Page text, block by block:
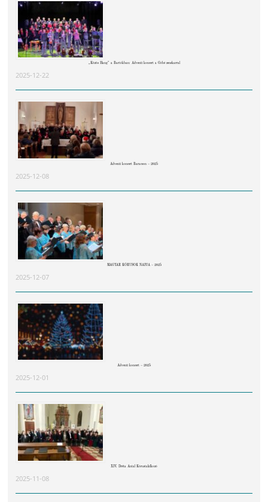
„Közös Hang” a Bartókban: Adventi koncert a Góbé zenekarral
2025-12-22
Adventi koncert Baracson – 2025
2025-12-08
MAGYAR KÓRUSOK NAPJA – 2025
2025-12-07
Adventi koncert – 2025
2025-12-01
XIV. Dréta Antal Kórustalálkozó
2025-11-08